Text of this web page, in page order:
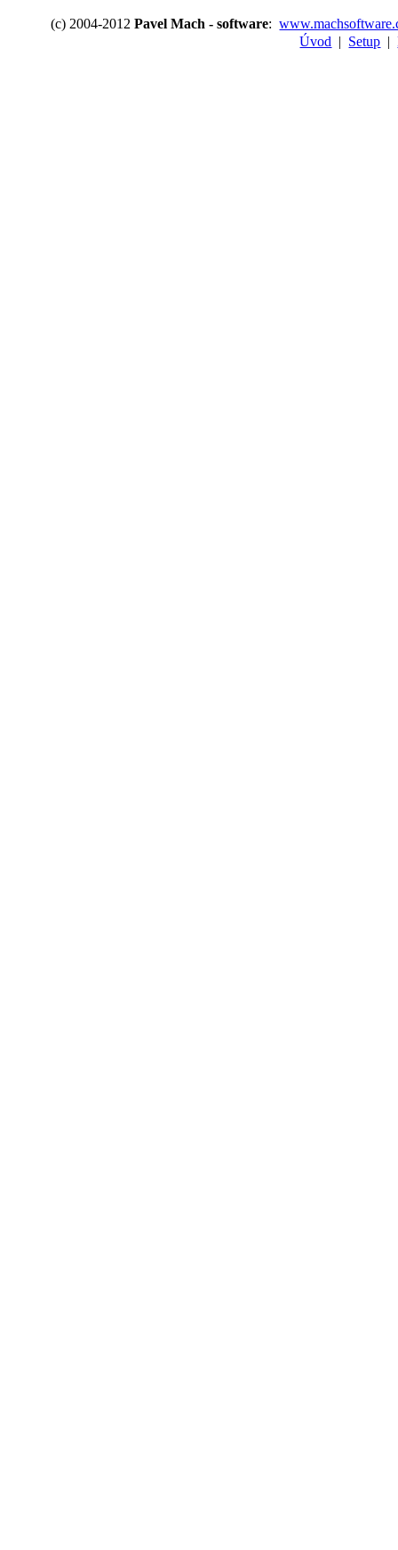
(c) 2004-2012Pavel Mach - software:
Úvod | Setup |